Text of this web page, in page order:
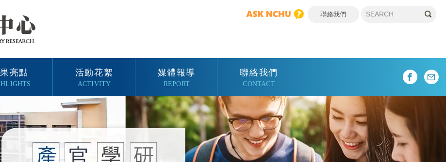
聯絡我們
亮點 活動花絮
ACTIVITY
媒體報導
REPORT
聯絡我們
CONTACT